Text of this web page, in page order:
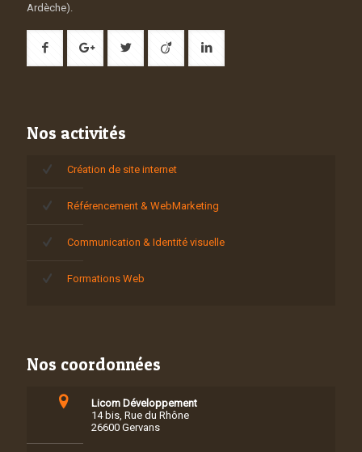
Ardèche).
Nos activités
Création de site internet
Référencement & WebMarketing
Communication & Identité visuelle
Formations Web
Nos coordonnées
Licom Développement
14 bis, Rue du Rhône
26600 Gervans